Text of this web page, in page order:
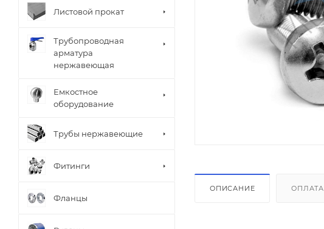
ОПИСАНИЕ ОПЛАТА
Листовой прокат
Трубопроводная
арматура
нержавеющая
Емкостное
оборудование
Трубы нержавеющие
Фитинги
Фланцы